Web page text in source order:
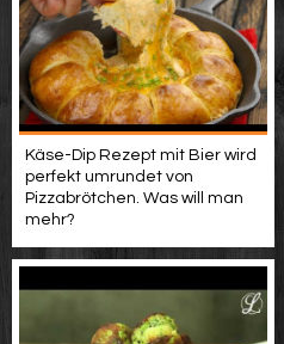
Käse-Dip Rezept mit Bier wird
perfekt umrundet von
Pizzabrötchen. Was will man
mehr?